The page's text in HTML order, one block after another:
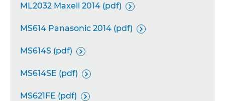
ML2032 Maxell 2014 (pdf) 
MS614 Panasonic 2014 (pdf) 
MS614S (pdf) 
MS614SE (pdf) 
MS621FE (pdf) 